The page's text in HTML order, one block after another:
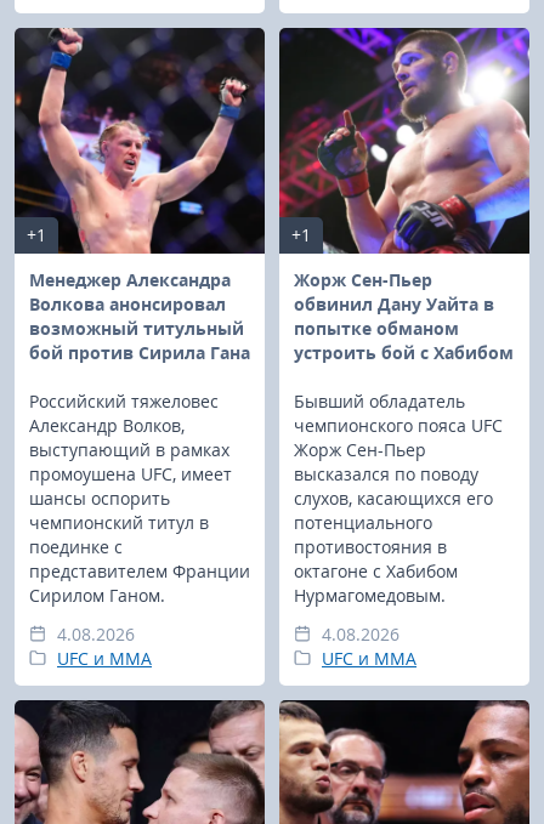
+1
Менеджер Александра
Волкова анонсировал
возможный титульный
бой против Сирила Гана
Российский тяжеловес
Александр Волков,
выступающий в рамках
промоушена UFC, имеет
шансы оспорить
чемпионский титул в
поединке с
представителем Франции
Сирилом Ганом.
4.08.2026
UFC и MMA
+1
Жорж Сен-Пьер
обвинил Дану Уайта в
попытке обманом
устроить бой с Хабибом
Бывший обладатель
чемпионского пояса UFC
Жорж Сен-Пьер
высказался по поводу
слухов, касающихся его
потенциального
противостояния в
октагоне с Хабибом
Нурмагомедовым.
4.08.2026
UFC и MMA